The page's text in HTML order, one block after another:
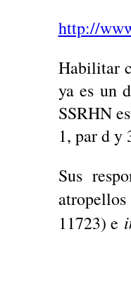
http://
Habilitar
ya es un
SSRHN
1, par d y
Sus
atropellos
11723) e